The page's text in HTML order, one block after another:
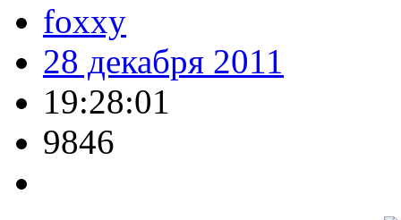
foxxy
28 декабря 2011
19:28:01
9846